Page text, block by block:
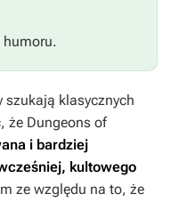
humoru.
szukają klasycznych
że Dungeons of
i bardziej
kultowego
ze względu na to, że